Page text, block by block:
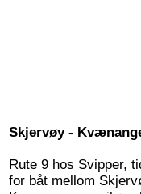
Skjervøy -
Rute 9 hos Svipper,
for båt mellom